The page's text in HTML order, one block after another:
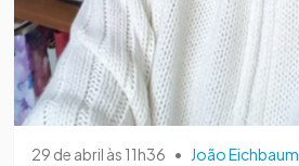
29 de abril às 11h36 • João Eichbaum